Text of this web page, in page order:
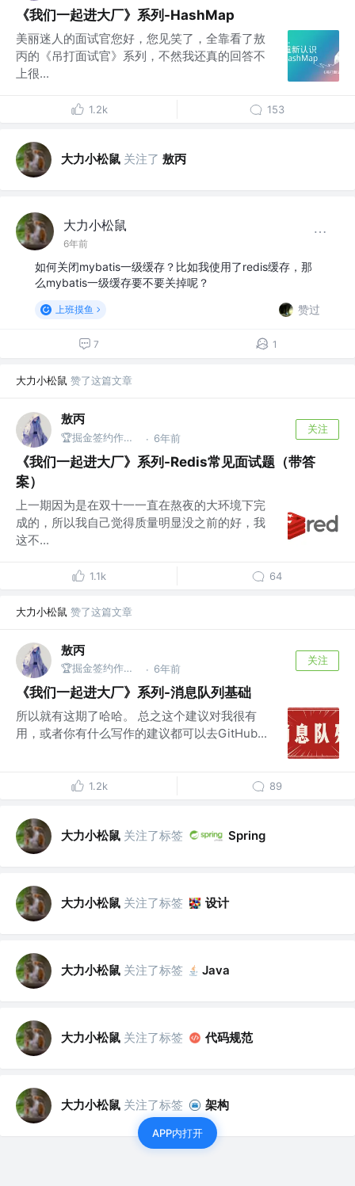
《我们一起进大厂》系列-HashMap
美丽迷人的面试官您好，您见笑了，全靠看了敖
丙的《吊打面试官》系列，不然我还真的回答不
上很...
1.2k 153
大力小松鼠 关注了 敖丙
大力小松鼠
6年前
如何关闭mybatis一级缓存？比如我使用了redis缓存，那
么mybatis一级缓存要不要关掉呢？
上班摸鱼 赞过
7 1
大力小松鼠 赞了这篇文章
敖丙
🏆掘金签约作者 @微信搜：敖丙 · 6年前
关注
《我们一起进大厂》系列-Redis常见面试题（带答
案）
上一期因为是在双十一一直在熬夜的大环境下完
成的，所以我自己觉得质量明显没之前的好，我
这不...
1.1k 64
大力小松鼠 赞了这篇文章
敖丙
🏆掘金签约作者 @微信搜：敖丙 · 6年前
关注
《我们一起进大厂》系列-消息队列基础
所以就有这期了哈哈。 总之这个建议对我很有
用，或者你有什么写作的建议都可以去GitHub...
1.2k 89
大力小松鼠 关注了标签 Spring
大力小松鼠 关注了标签 设计
大力小松鼠 关注了标签 Java
大力小松鼠 关注了标签 代码规范
大力小松鼠 关注了标签 架构
APP内打开